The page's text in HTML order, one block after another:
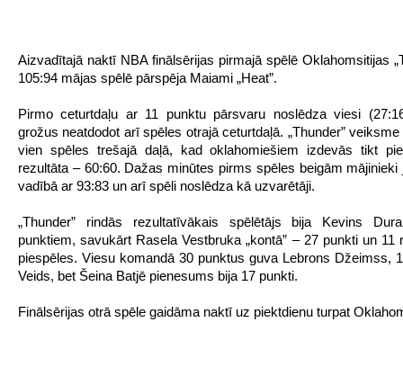
Aizvadītajā naktī NBA finālsērijas pirmajā spēlē Oklahomsitijas
105:94 mājas spēlē pārspēja Maiami „Heat”.
Pirmo ceturtdaļu ar 11 punktu pārsvaru noslēdza viesi
grožus neatdodot arī spēles otrajā ceturtdaļā. „Thunder”
vien spēles trešajā daļā, kad oklahomiešiem izdevās tikt
rezultāta – 60:60. Dažas minūtes pirms spēles beigām mājinieki
vadībā ar 93:83 un arī spēli noslēdza kā uzvarētāji.
„Thunder” rindās rezultatīvākais spēlētājs bija Kevins
punktiem, savukārt Rasela Vestbruka „kontā” – 27 punkti un 11
piespēles. Viesu komandā 30 punktus guva Lebrons Džeimss,
Veids, bet Šeina Batjē pienesums bija 17 punkti.
Finālsērijas otrā spēle gaidāma naktī uz piektdienu turpat